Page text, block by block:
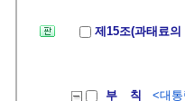
제15조(과태료
부 칙 <대